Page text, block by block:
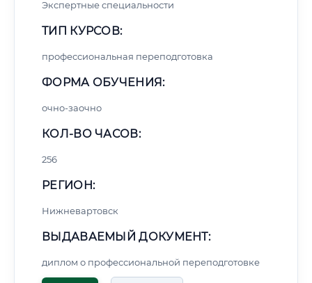
Экспертные специальности
ТИП КУРСОВ:
профессиональная переподготовка
ФОРМА ОБУЧЕНИЯ:
очно-заочно
КОЛ-ВО ЧАСОВ:
256
РЕГИОН:
Нижневартовск
ВЫДАВАЕМЫЙ ДОКУМЕНТ:
диплом о профессиональной переподготовке